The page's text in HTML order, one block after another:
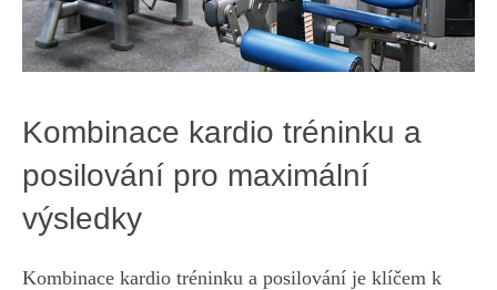
Kombinace kardio tréninku a
posilování pro maximální
výsledky
Kombinace kardio‍ tréninku a posilování⁣ je klíčem k